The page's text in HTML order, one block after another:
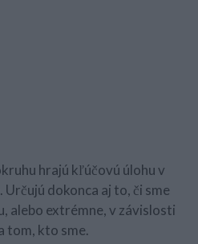
hrajú kľúčovú úlohu v
Určujú dokonca aj to, či sme
alebo extrémne, v závislosti
tom, kto sme.